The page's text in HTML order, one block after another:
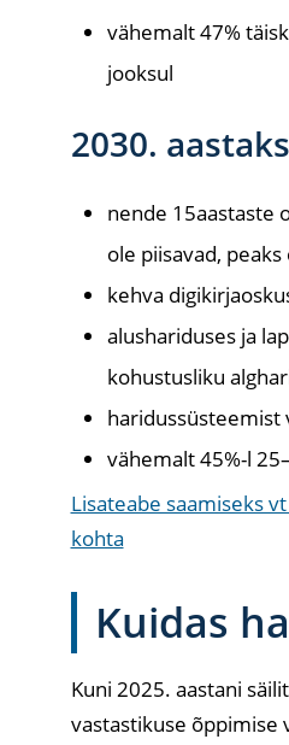
vähemalt 47%
jooksul
2030. aastaks
nende 15aastaste
ole piisavad,
kehva
alushariduses ja
kohustusliku
haridussüsteemist
vähemalt 45%-l
Lisateabe saamiseks
kohta
Kuidas
Kuni 2025. aastani
vastastikuse õppimise